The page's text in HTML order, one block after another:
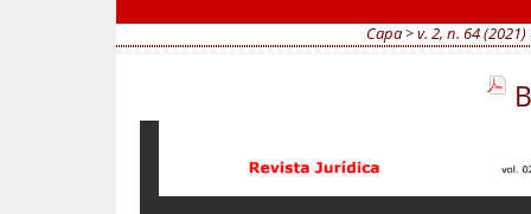
Capa>v. 2, n. 64 (2021)